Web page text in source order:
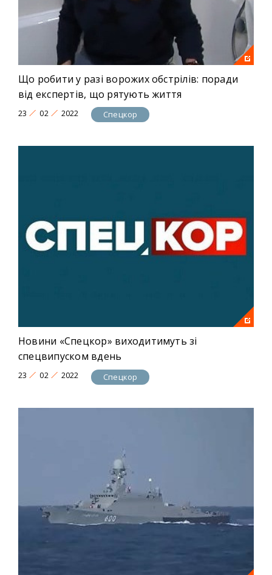
Що робити у разі ворожих обстрілів: поради
від експертів, що рятують життя
23 02 2022 Спецкор
Новини «Спецкор» виходитимуть зі
спецвипуском вдень
23 02 2022 Спецкор